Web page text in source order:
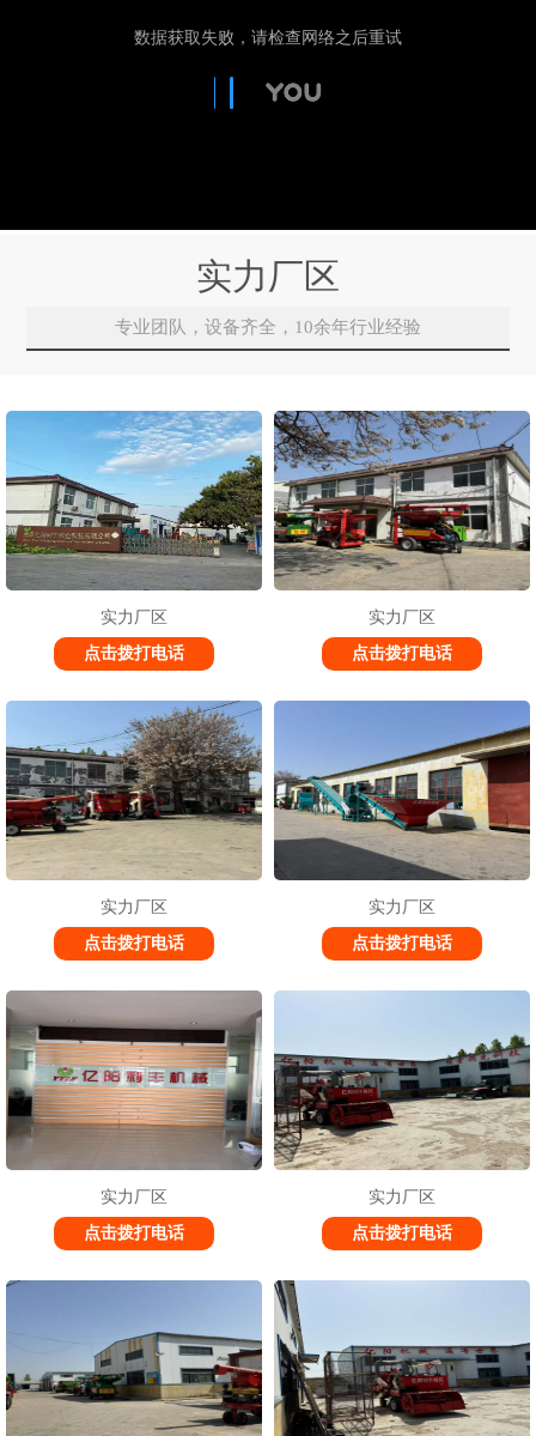
实力厂区
专业团队，设备齐全，10余年行业经验
实力厂区
点击拨打电话
实力厂区
点击拨打电话
实力厂区
点击拨打电话
实力厂区
点击拨打电话
实力厂区
点击拨打电话
实力厂区
点击拨打电话